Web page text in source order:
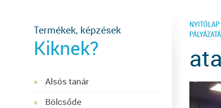
NYITÓLAP
Termékek, képzések
Kiknek?
Alsós tanár
Bölcsőde